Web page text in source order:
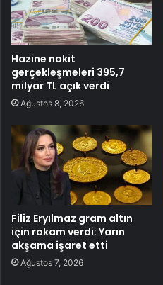
Hazine nakit
gerçekleşmeleri 395,7
milyar TL açık verdi
Ağustos 8, 2026
Filiz Eryılmaz gram altın
için rakam verdi: Yarın
akşama işaret etti
Ağustos 7, 2026